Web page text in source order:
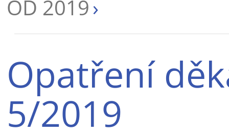
OD 2019
Opatření
5/2019